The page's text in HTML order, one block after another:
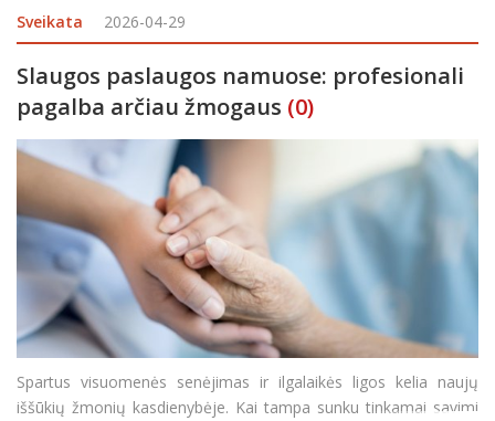
tai jau nebe atsitiktiniai pokyčiai, o hormoninių permainų
pradžia? „OST KLINIKA“ akušerė-ginek
Sveikata 2026-04-29
Slaugos paslaugos namuose: profesionali
pagalba arčiau žmogaus (0)
Spartus visuomenės senėjimas ir ilgalaikės ligos kelia naujų
iššūkių žmonių kasdienybėje. Kai tampa sunku tinkamai savimi